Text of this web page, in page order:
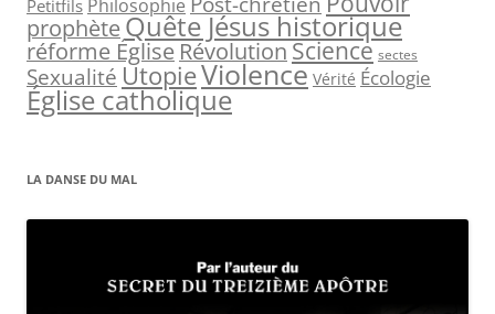
Petitfils Philosophie
prophèteQuête Jésus historique
réforme Église RévolutionScience sectes
Sexualité UtopieViolence Vérité Écologie
Église catholique
LA DANSE DU MAL